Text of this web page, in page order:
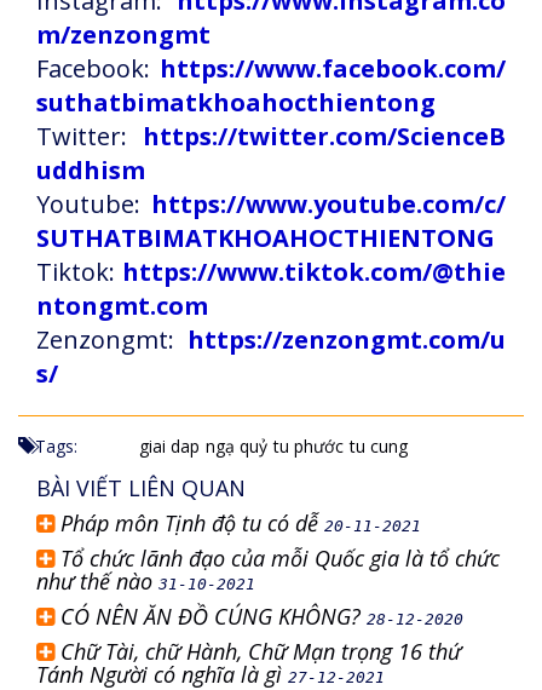
m/zenzongmt
Facebook: https://www.facebook.com/
suthatbimatkhoahocthientong
Twitter: https://twitter.com/ScienceB
uddhism
Youtube: https://www.youtube.com/c/
SUTHATBIMATKHOAHOCTHIENTONG
Tiktok: https://www.tiktok.com/@thie
ntongmt.com
Zenzongmt: https://zenzongmt.com/u
s/
Tags: giai dap ngạ quỷ tu phước tu cung
BÀI VIẾT LIÊN QUAN
Pháp môn Tịnh độ tu có dễ 20-11-2021
Tổ chức lãnh đạo của mỗi Quốc gia là tổ chức
như thế nào 31-10-2021
CÓ NÊN ĂN ĐỒ CÚNG KHÔNG? 28-12-2020
Chữ Tài, chữ Hành, Chữ Mạn trọng 16 thứ
Tánh Người có nghĩa là gì 27-12-2021